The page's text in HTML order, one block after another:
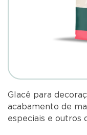
Glacê para
acabamento de
especiais e outros